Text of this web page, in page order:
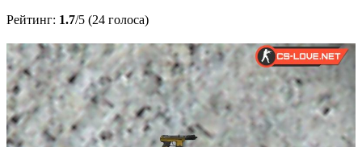
Рейтинг: 1.7/5 (24 голоса)